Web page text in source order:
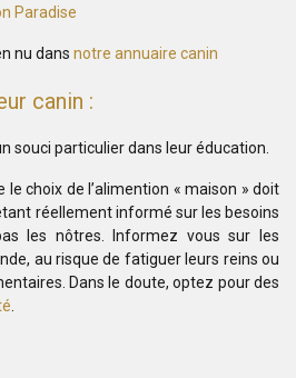
Paradise
nu dans notre annuaire canin
canin :
souci particulier dans leur éducation.
choix de l’alimention « maison » doit
réellement informé sur les besoins
les nôtres. Informez vous sur les
au risque de fatiguer leurs reins ou
Dans le doute, optez pour des